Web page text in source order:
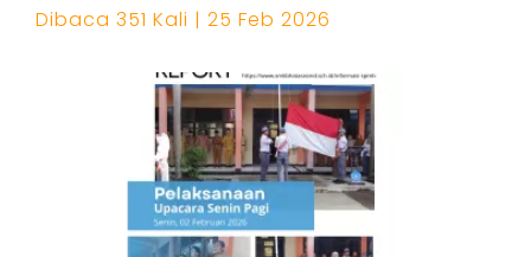
Dibaca 351 Kali | 25 Feb 2026